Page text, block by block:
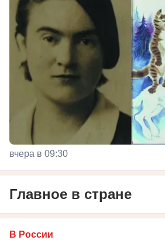
вчера в 09:30
Главное в стране
В России